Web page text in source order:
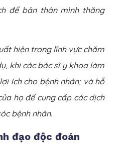
để bản thân mình thăng
hiện trong lĩnh vực chăm
khi các bác sĩ y khoa làm
ích cho bệnh nhân; và hỗ
họ để cung cấp các dịch
bệnh nhân.
đạo độc đoán